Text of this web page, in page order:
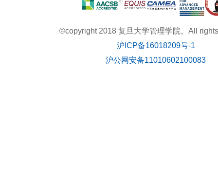
©copyright 2018 复旦大学管理学院。All
沪ICP备16018209号-1
沪公网安备11010602100083